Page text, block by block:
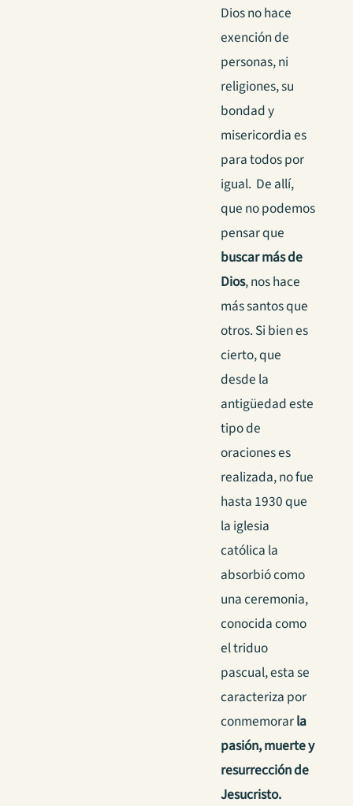
Dios no hace
exención de
personas, ni
religiones, su
bondad y
misericordia es
para todos por
igual. De allí,
que no podemos
pensar que
buscar más de
Dios, nos hace
más santos que
otros. Si bien es
cierto, que
desde la
antigüedad este
tipo de
oraciones es
realizada, no fue
hasta 1930 que
la iglesia
católica la
absorbió como
una ceremonia,
conocida como
el triduo
pascual, esta se
caracteriza por
conmemorarla
pasión, muerte y
resurrección de
Jesucristo.